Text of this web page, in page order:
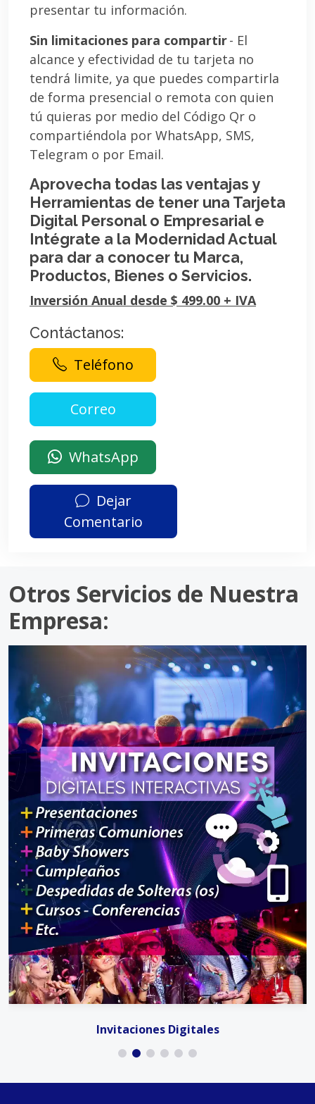
presentar tu información.
Sin limitaciones para compartir- El
alcance y efectividad de tu tarjeta no
tendrá limite, ya que puedes compartirla
de forma presencial o remota con quien
tú quieras por medio del Código Qr o
compartiéndola por WhatsApp, SMS,
Telegram o por Email.
Aprovecha todas las ventajas y
Herramientas de tener una Tarjeta
Digital Personal o Empresarial e
Intégrate a la Modernidad Actual
para dar a conocer tu Marca,
Productos, Bienes o Servicios.
Inversión Anual desde $ 499.00 + IVA
Contáctanos:
Teléfono
WhatsApp
Dejar
Comentario
Otros Servicios de Nuestra
Empresa:
Invitaciones Digitales